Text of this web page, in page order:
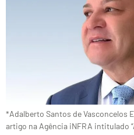
*Adalberto Santos de Vasconcelos
artigo na Agência iNFRA intitulado